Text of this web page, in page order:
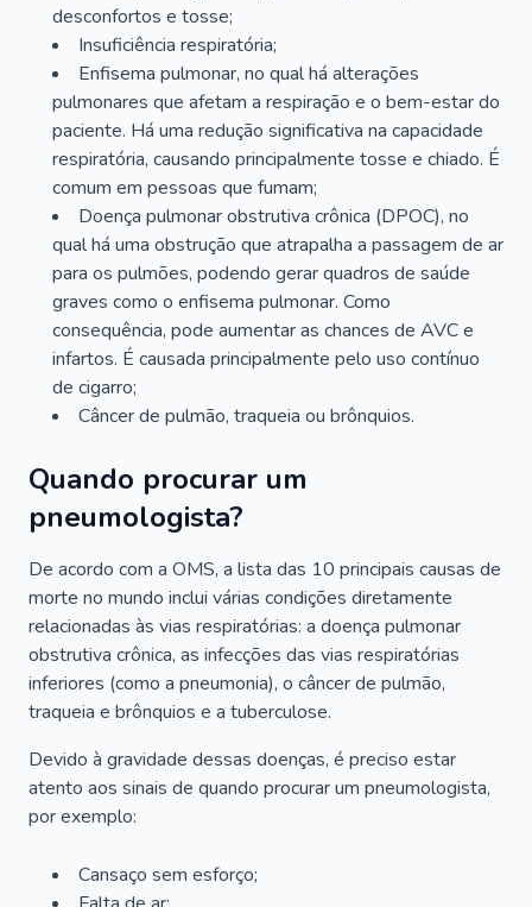
desconfortos e tosse;
Insuficiência respiratória;
Enfisema pulmonar, no qual há alterações
pulmonares que afetam a respiração e o bem-estar do
paciente. Há uma redução significativa na capacidade
respiratória, causando principalmente tosse e chiado. É
comum em pessoas que fumam;
Doença pulmonar obstrutiva crônica (DPOC), no
qual há uma obstrução que atrapalha a passagem de ar
para os pulmões, podendo gerar quadros de saúde
graves como o enfisema pulmonar. Como
consequência, pode aumentar as chances de AVC e
infartos. É causada principalmente pelo uso contínuo
de cigarro;
Câncer de pulmão, traqueia ou brônquios.
Quando procurar um
pneumologista?
De acordo com a OMS, a lista das 10 principais causas de
morte no mundo inclui várias condições diretamente
relacionadas às vias respiratórias: a doença pulmonar
obstrutiva crônica, as infecções das vias respiratórias
inferiores (como a pneumonia), o câncer de pulmão,
traqueia e brônquios e a tuberculose.
Devido à gravidade dessas doenças, é preciso estar
atento aos sinais de quando procurar um pneumologista,
por exemplo:
Cansaço sem esforço;